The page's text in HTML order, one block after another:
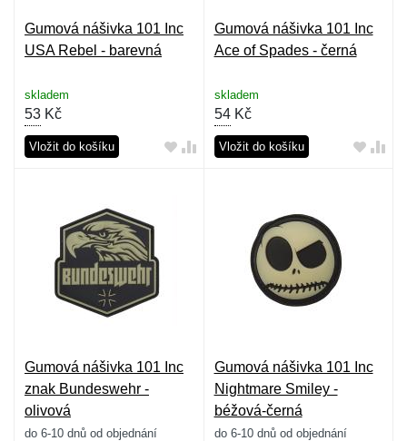
Gumová nášivka 101 Inc
USA Rebel - barevná
skladem
53 Kč
Vložit do košíku
Gumová nášivka 101 Inc
Ace of Spades - černá
skladem
54Kč
Vložit do košíku
Gumová nášivka 101 Inc
znak Bundeswehr -
olivová
do 6-10 dnů od objednání
Gumová nášivka 101 Inc
Nightmare Smiley -
béžová-černá
do 6-10 dnů od objednání